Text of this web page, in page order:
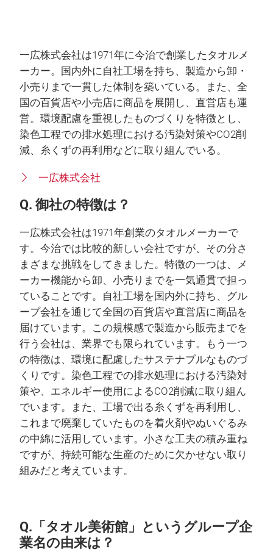
一広株式会社は1971年に今治で創業したタオルメ
ーカー。国内外に自社工場を持ち、製造から卸・
小売りまで一貫した体制を築いている。また、全
国の百貨店や小売店に商品を展開し、直営店も運
営。環境配慮を重視したものづくりを特徴とし、
染色工程での排水処理における汚染対策やCO2削
減、糸くずの再利用などに取り組んでいる。
一広株式会社
Q. 御社の特徴は？
一広株式会社は1971年創業のタオルメーカーで
す。今治では比較的新しい会社ですが、その分さ
まざまな挑戦をしてきました。特徴の一つは、メ
ーカー機能から卸、小売りまでを一気通貫で担っ
ていることです。自社工場を国内外に持ち、グル
ープ会社を通じて全国の百貨店や直営店に商品を
届けています。この規模感で製造から販売までを
行う会社は、業界でも限られています。もう一つ
の特徴は、環境に配慮したサステナブルなものづ
くりです。染色工程での排水処理における汚染対
策や、エネルギー使用によるCO2削減に取り組ん
でいます。また、工場で出る糸くずを再利用し、
これまで廃棄していたものを着火剤やぬいぐるみ
の中綿に活用しています。小さな工夫の積み重ね
ですが、持続可能な生産のために欠かせない取り
組みだと考えています。
Q.「タオル美術館」というグループ企
業名の由来は？